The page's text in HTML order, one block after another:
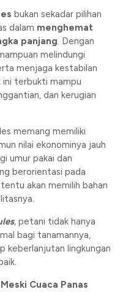
bukan sekadar pilihan
dalam menghemat
panjang. Dengan
melindungi
menjaga kestabilan
ini terbukti mampu
dan kerugian
memang memiliki
nilai ekonominya jauh
umur pakai dan
berorientasi pada
akan memilih bahan
, petani tidak hanya
bagi tanamannya,
keberlanjutan lingkungan
Cuaca Panas